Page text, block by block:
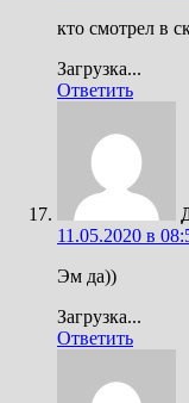
кто смотрел в
Загрузка...
Ответить
11.05.2020 в
Эм да))
Загрузка...
Ответить